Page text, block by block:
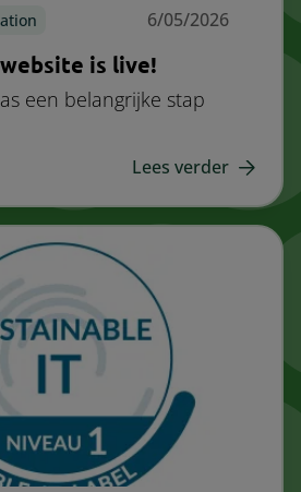
6/05/2026
is live!
een belangrijke stap
Lees verder